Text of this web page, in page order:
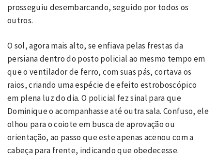
prosseguiu desembarcando, seguido por todos os
outros.
O sol, agora mais alto, se enfiava pelas frestas da
persiana dentro do posto policial ao mesmo tempo em
que o ventilador de ferro, com suas pás, cortava os
raios, criando uma espécie de efeito estroboscópico
em plena luz do dia. O policial fez sinal para que
Dominique o acompanhasse até outra sala. Confuso, ele
olhou para o coiote em busca de aprovação ou
orientação, ao passo que este apenas acenou com a
cabeça para frente, indicando que obedecesse.